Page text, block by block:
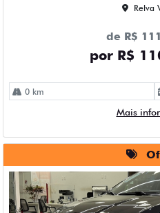
Relva
de R$
por R$
0 km
Mais